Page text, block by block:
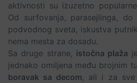
aktivnosti su izuzetno
Od surfovanja, parasejlinga,
podvodnog sveta, iskustva
nema mesta za dosadu.
Sa druge strane, istočna plaža
jednako omiljena među brojnim
boravak sa decom, ali i za sve